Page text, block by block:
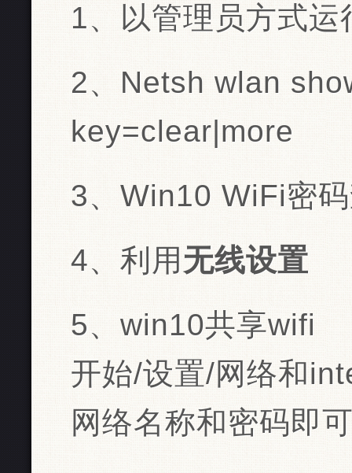
1、以管理员方式运
2、Netsh wlan
key=clear|more
3、Win10 WiFi密
4、利用 无线设置
5、win10共享wifi
开始/设置/网络和
网络名称和密码即